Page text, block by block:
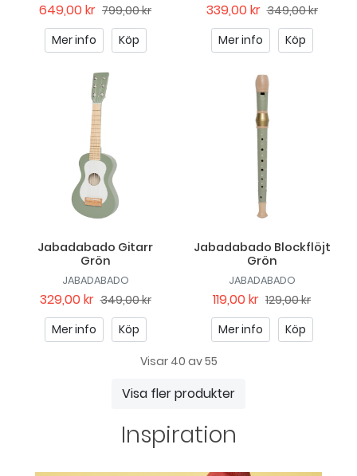
649,00 kr 799,00 kr
Mer info
Köp
339,00 kr 349,00 kr
Mer info
Köp
Jabadabado Gitarr
Grön
JABADABADO
329,00 kr 349,00 kr
Mer info
Köp
Jabadabado Blockflöjt
Grön
JABADABADO
119,00 kr 129,00 kr
Mer info
Köp
Visar 40 av 55
Visa fler produkter
Inspiration